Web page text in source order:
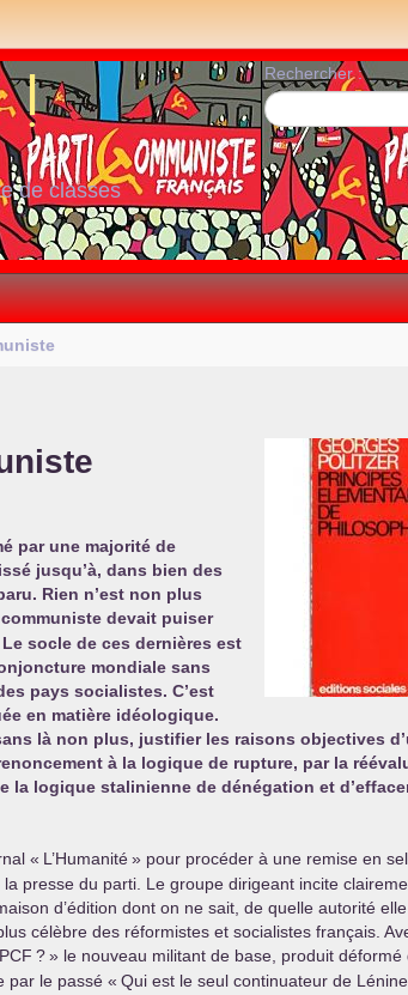
de classes
Rechercher :
par une majorité de
jusqu’à, dans bien des
Rien n’est non plus
devait puiser
socle de ces dernières est
mondiale sans
pays socialistes. C’est
en matière idéologique.
là non plus, justifier les raisons objectives
à la logique de rupture, par la
la logique stalinienne de dénégation et
« L’Humanité» pour procéder à une remise en
presse du parti. Le groupe dirigeant incite
d’édition dont on ne sait, de quelle autorité
célèbre des réformistes et socialistes français.
PCF ?» le nouveau militant de base, produit déformé
par le passé « Qui est le seul continuateur de Lénine